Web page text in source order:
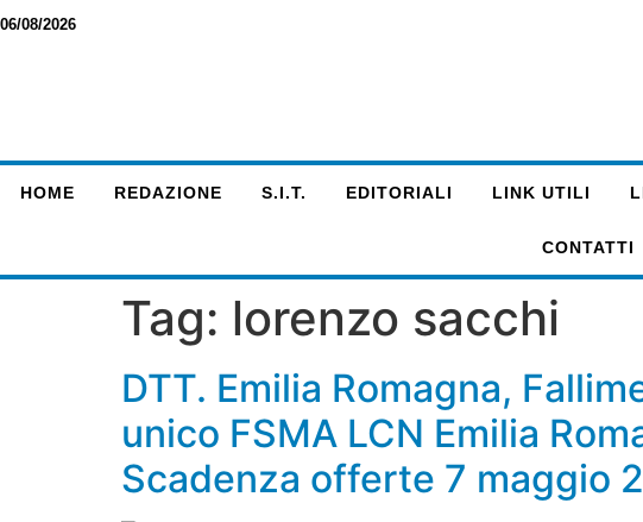
06/08/2026
HOME REDAZIONE S.I.T. EDITORIALI LINK UTILI
CONTATTI
Tag: lorenzo sacchi
DTT. Emilia Romagna,
unico FSMA LCN Emilia
Scadenza offerte 7 maggio